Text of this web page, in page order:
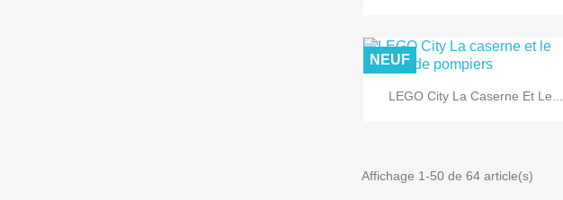
 Aperçu rapide
LEGO City La Caserne Et Le...
NEUF
Affichage 1-50 de 64 article(s)